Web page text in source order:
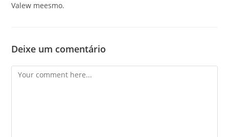
Valew meesmo.
Deixe um comentário
Comment